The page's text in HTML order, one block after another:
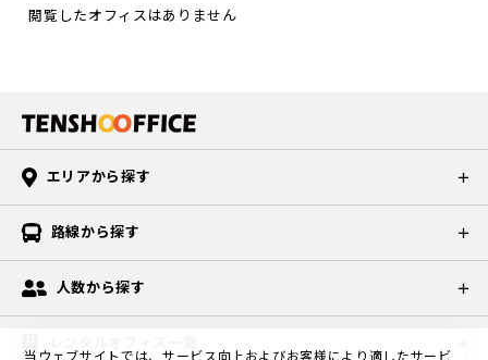
閲覧したオフィスはありません
エリアから探す
路線から探す
人数から探す
当ウェブサイトでは、サービス向上およびお客様により適したサービ